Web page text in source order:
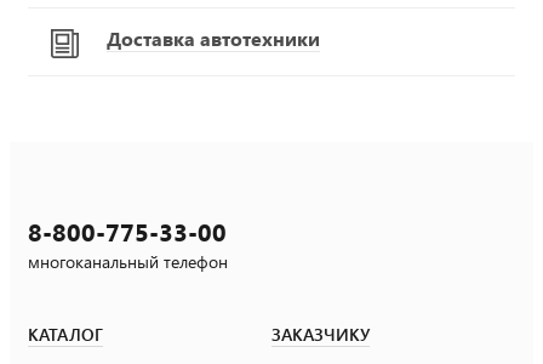
Доставка автотехники
8-800-775-33-00
многоканальный телефон
КАТАЛОГ ЗАКАЗЧИКУ